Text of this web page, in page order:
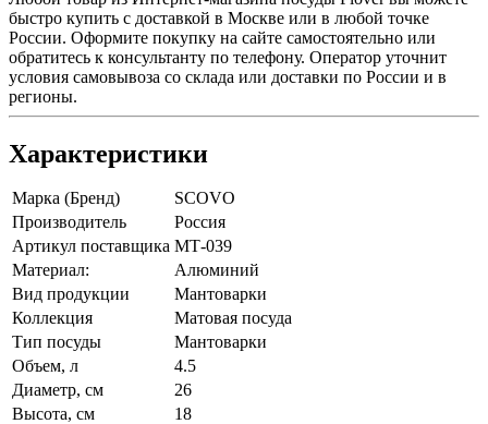
быстро купить с доставкой в Москве или в любой точке
России. Оформите покупку на сайте самостоятельно или
обратитесь к консультанту по телефону. Оператор уточнит
условия самовывоза со склада или доставки по России и в
регионы.
Характеристики
Марка (Бренд)
SCOVO
Производитель
Россия
Артикул поставщика МТ-039
Материал:
Алюминий
Вид продукции
Мантоварки
Коллекция
Матовая посуда
Тип посуды
Мантоварки
Объем, л
4.5
Диаметр, см
26
Высота, см
18